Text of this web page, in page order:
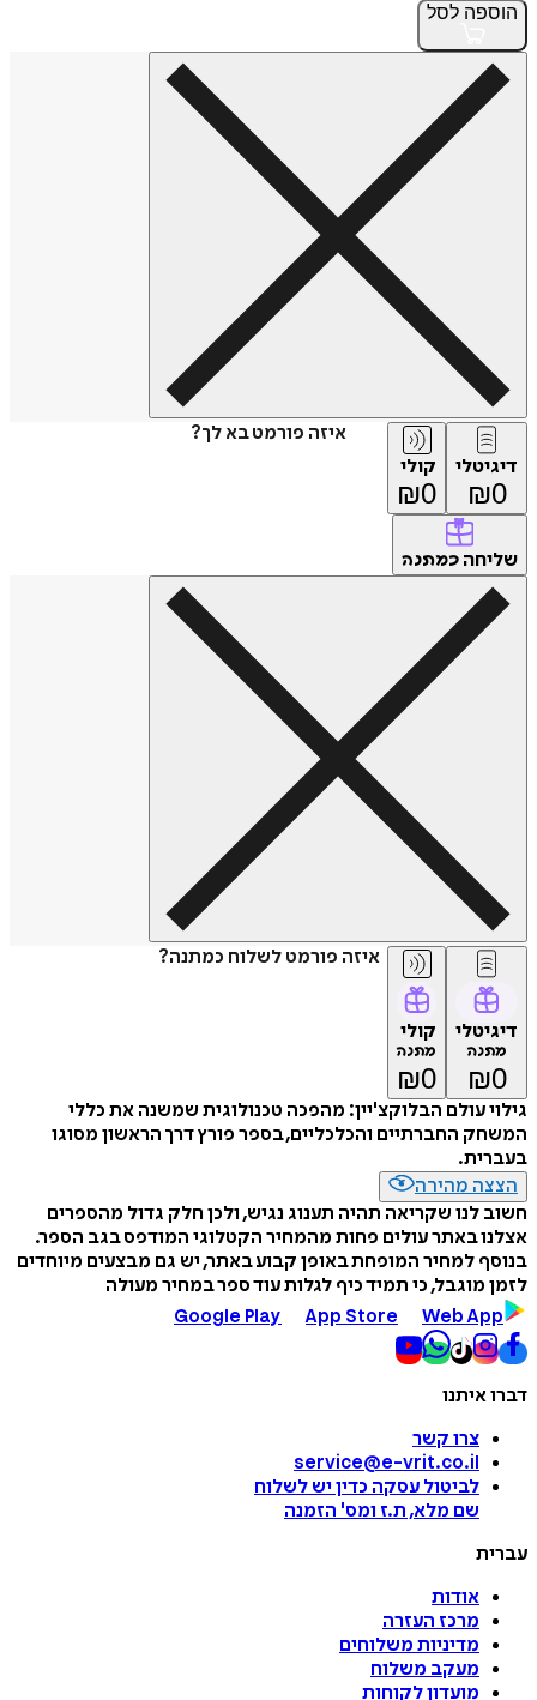
הוספה לסל
איזה פורמט בא לך?
דיגיטלי
₪0
קולי
₪0
שליחה כמתנה
איזה פורמט לשלוח כמתנה?
דיגיטלי
מתנה
₪0
קולי
מתנה
₪0
גילוי עולם הבלוקצ'יין: מהפכה טכנולוגית שמשנה את כללי
המשחק החברתיים והכלכליים, בספר פורץ דרך הראשון מסוגו
בעברית.
הצצה מהירה
חשוב לנו שקריאה תהיה תענוג נגיש, ולכן חלק גדול מהספרים
אצלנו באתר עולים פחות מהמחיר הקטלוגי המודפס בגב הספר.
בנוסף למחיר המופחת באופן קבוע באתר, יש גם מבצעים מיוחדים
לזמן מוגבל, כי תמיד כיף לגלות עוד ספר במחיר מעולה
Google Play
App Store Web App
דברו איתנו
צרו קשר
service@e-vrit.co.il
לביטול עסקה כדין יש לשלוח
שם מלא, ת.ז ומס' הזמנה
עברית
אודות
מרכז העזרה
מדיניות משלוחים
מעקב משלוח
מועדון לקוחות